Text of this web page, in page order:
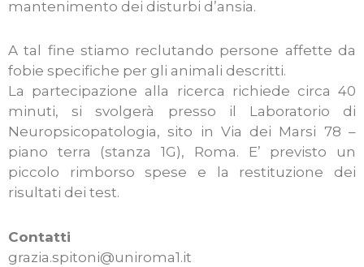
mantenimento dei disturbi d’ansia.
A tal fine stiamo reclutando persone affette da
fobie specifiche per gli animali descritti.
La partecipazione alla ricerca richiede circa 40
minuti, si svolgerà presso il Laboratorio di
Neuropsicopatologia, sito in Via dei Marsi 78 –
piano terra (stanza 1G), Roma. E’ previsto un
piccolo rimborso spese e la restituzione dei
risultati dei test.
Contatti
grazia.spitoni@uniroma1.it